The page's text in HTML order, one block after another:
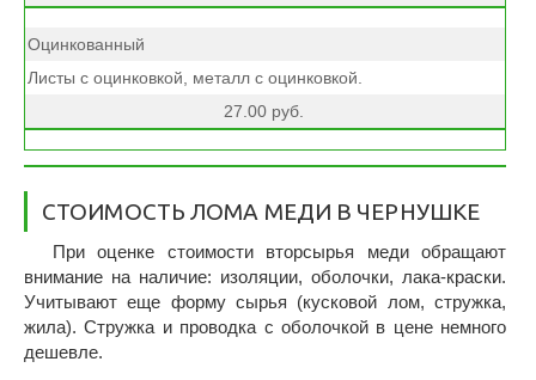
Оцинкованный
Листы с оцинковкой, металл с оцинковкой.
27.00 руб.
CТОИМОСТЬ ЛОМА МЕДИ В ЧЕРНУШКЕ
При оценке стоимости вторсырья меди обращают
внимание на наличие: изоляции, оболочки, лака-краски.
Учитывают еще форму сырья (кусковой лом, стружка,
жила). Стружка и проводка с оболочкой в цене немного
дешевле.